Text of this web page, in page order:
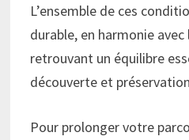
L’ensemble de ces
durable, en harmonie
retrouvant un équilibre
découverte et
Pour prolonger votre